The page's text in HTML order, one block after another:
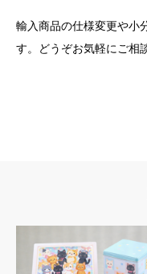
輸入商品の仕様変更や小
す。どうぞお気軽にご相